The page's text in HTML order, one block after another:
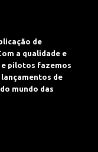
de
a qualidade e
pilotos fazemos
de
mundo das